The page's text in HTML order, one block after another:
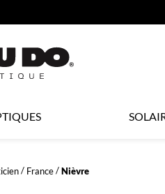
France Nièvre